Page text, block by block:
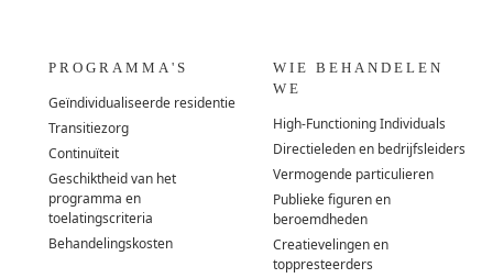
PROGRAMMA'S
Geïndividualiseerde residentie
Transitiezorg
Continuïteit
Geschiktheid van het
programma en
toelatingscriteria
Behandelingskosten
WIE BEHANDELEN
WE
High-Functioning Individuals
Directieleden en bedrijfsleiders
Vermogende particulieren
Publieke figuren en
beroemdheden
Creatievelingen en
toppresteerders